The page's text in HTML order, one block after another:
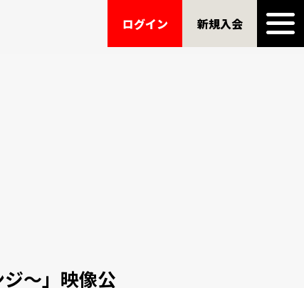
ログイン 新規入会
ジ〜」映像公